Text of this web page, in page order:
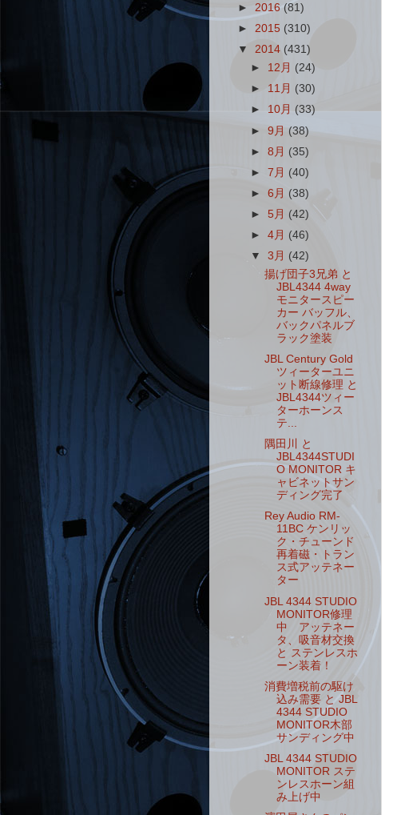
► 2016 (81)
► 2015 (310)
▼ 2014 (431)
► 12月 (24)
► 11月 (30)
► 10月(33)
►9月(38)
►8月 (35)
►7月 (40)
►6月 (38)
►5月 (42)
►4月 (46)
▼3月 (42)
揚げ団子3兄弟 と
JBL4344 4way
モニタースピー
カー バッフル、
バックパネルブ
ラック塗装
JBL Century Gold
ツィーターユニ
ット断線修理 と
JBL4344ツィー
ターホーンス
テ...
隅田川 と
JBL4344STUDI
O MONITOR キ
ャビネットサン
ディング完了
Rey Audio RM-
11BC ケンリッ
ク・チューンド
再着磁・トラン
ス式アッテネー
ター
JBL 4344 STUDIO
MONITOR修理
中 アッテネー
タ、吸音材交換
と ステンレスホ
ーン装着！
消費増税前の駆け
込み需要 と JBL
4344 STUDIO
MONITOR木部
サンディング中
JBL 4344 STUDIO
MONITOR ステ
ンレスホーン組
み上げ中